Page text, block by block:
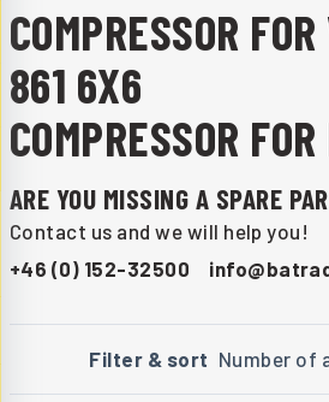
COMPRESSOR
861 6X6
COMPRESSOR
ARE YOU MISSING A SPARE
Contact us and we will help you!
+46 (0) 152-32500
Filter & sort Number of